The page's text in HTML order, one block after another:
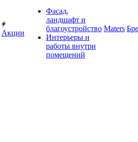
Акции
Фасад,
ландшафт и
благоустройство
Интерьеры и
работы внутри
помещений
Maters